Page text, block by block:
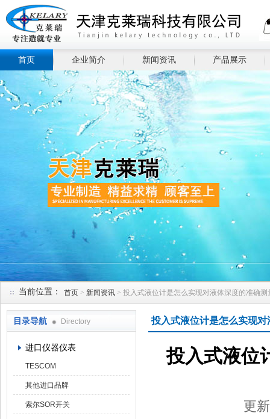
首页 企业简介 新闻资讯 产品展示
当前位置： 首页 > 新闻资讯 > 投入式液位计是怎么实现对液体深度的准确测
目录导航 Directory
进口仪器仪表
TESCOM
其他进口品牌
索尔SOR开关
投入式液位计是怎么实现
投入式液位
更